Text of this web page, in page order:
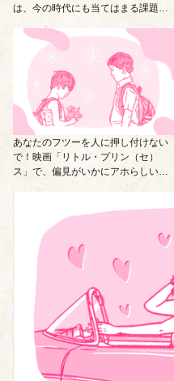
は、今の時代にも当てはまる課題な
あなたのフツーを人に押し付けない
で！映画「リトル・プリン（セ）
ス」で、偏見がいかにアホらしいも